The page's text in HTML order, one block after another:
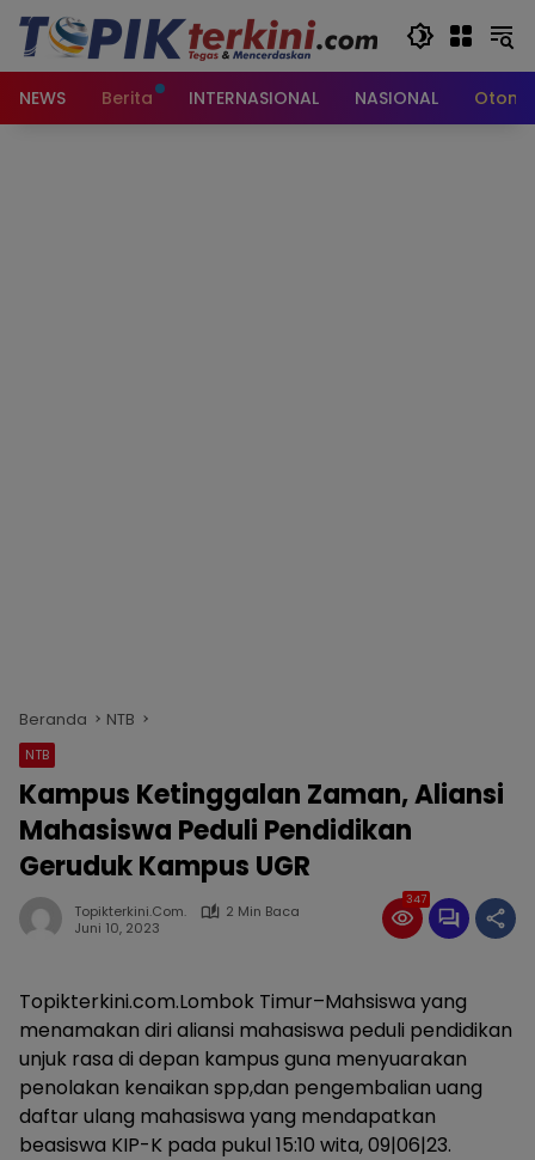
Langsung
konten
NEWS
Berita INTERNASIONAL NASIONAL
Beranda NTB
NTB
Kampus Ketinggalan Zaman, Aliansi
Mahasiswa Peduli Pendidikan
Geruduk Kampus UGR
Topikterkini.com.
2 Min Baca
Juni 10, 2023
347
Topikterkini.com.Lombok Timur–Mahsiswa yang
menamakan diri aliansi mahasiswa peduli pendidikan
unjuk rasa di depan kampus guna menyuarakan
penolakan kenaikan spp,dan pengembalian uang
daftar ulang mahasiswa yang mendapatkan
beasiswa KIP-K pada pukul 15:10 wita, 09|06|23.